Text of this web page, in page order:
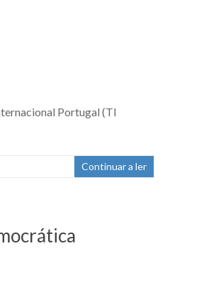
Portugal (TI
Continuar a ler